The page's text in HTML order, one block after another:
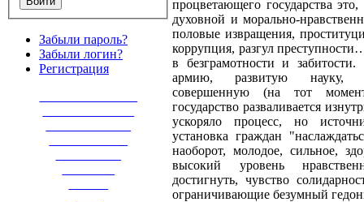
Забыли пароль?
Забыли логин?
Регистрация
процветающего государства
духовной и морально-
половые извращения,
коррупция, разгул
в безграмотности и
армию, развитую науку,
совершенную (на тот
государство разваливается
ускоряло процесс, но
установка граждан
наоборот, молодое, сильное,
высокий уровень
достигнуть, чувство
ограничивающие безумный